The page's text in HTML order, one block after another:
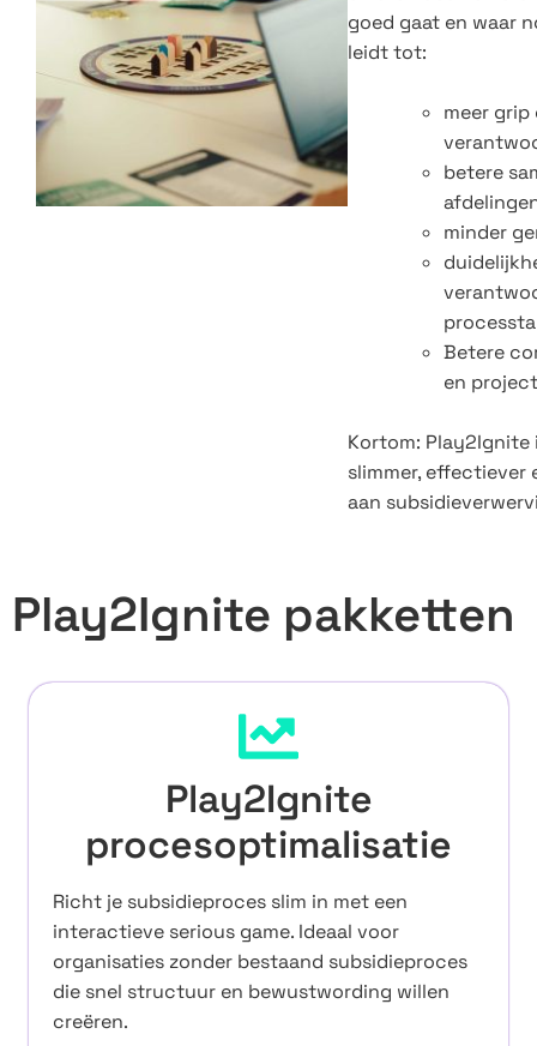
goed gaat en waar
leidt tot:
meer grip
betere
minder
Betere
en
Kortom: Play2Ignite
slimmer, effectiever
aan
Play2Ignite pakketten
Play2Ignite
procesoptimalisatie
Richt je subsidieproces slim in met een
interactieve serious game. Ideaal voor
organisaties zonder bestaand subsidieproces
die snel structuur en bewustwording willen
creëren.